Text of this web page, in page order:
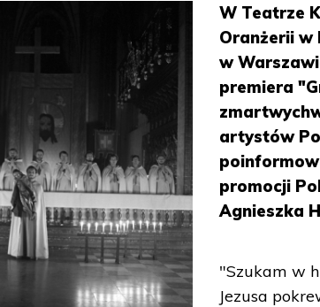
W Teatrze
Oranżerii w
w
premiera
artystów
promocji
Agnieszka
"Szukam w
Jezusa